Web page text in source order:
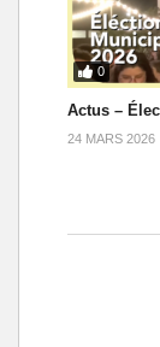
0
Actus –
24 MARS 2026